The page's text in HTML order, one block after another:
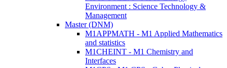
Environment : Science Technology &
Management
Master (DNM)
M1APPMATH - M1 Applied Mathematics
and statistics
M1CHEINT - M1 Chemistry and
Interfaces